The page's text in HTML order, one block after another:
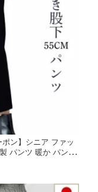
ン】シニア ファッ
パンツ 暖か パンツ
直し不要 股下55cm
材